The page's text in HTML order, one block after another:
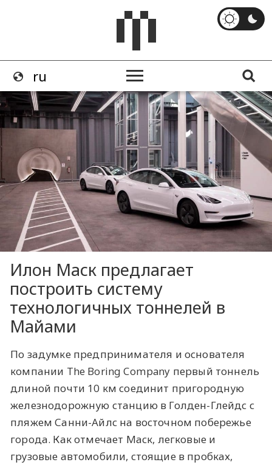
Илон Маск предлагает
построить систему
технологичных тоннелей в
Майами
По задумке предпринимателя и основателя
компании The Boring Company первый тоннель
длиной почти 10 км соединит пригородную
железнодорожную станцию в Голден-Глейдс с
пляжем Санни-Айлс на восточном побережье
города. Как отмечает Маск, легковые и
грузовые автомобили, стоящие в пробках,